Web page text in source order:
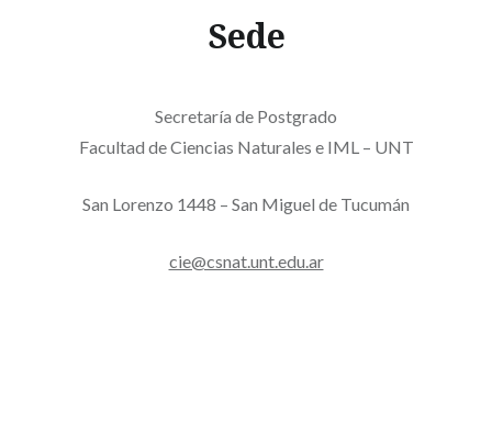
Sede
Secretaría de Postgrado
Facultad de Ciencias Naturales e IML – UNT
San Lorenzo 1448 – San Miguel de Tucumán
cie@csnat.unt.edu.ar